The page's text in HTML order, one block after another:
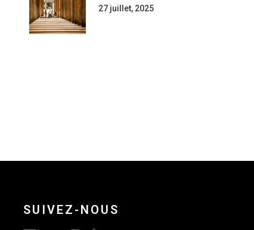
27 juillet, 2025
SUIVEZ-NOUS